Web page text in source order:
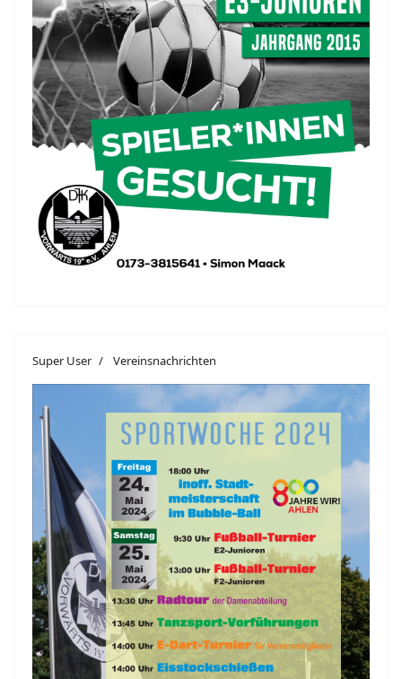
Super User Vereinsnachrichten